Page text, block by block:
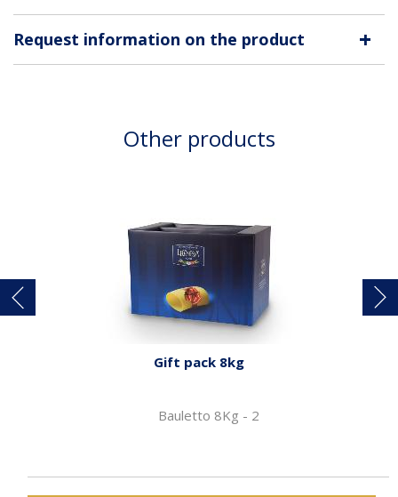
Request information on the product +
Other products
Gift pack 8kg
Bauletto 8Kg - 2